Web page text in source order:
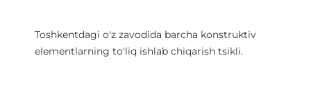
Toshkentdagi o'z zavodida barcha konstruktiv
elementlarning to'liq ishlab chiqarish tsikli.